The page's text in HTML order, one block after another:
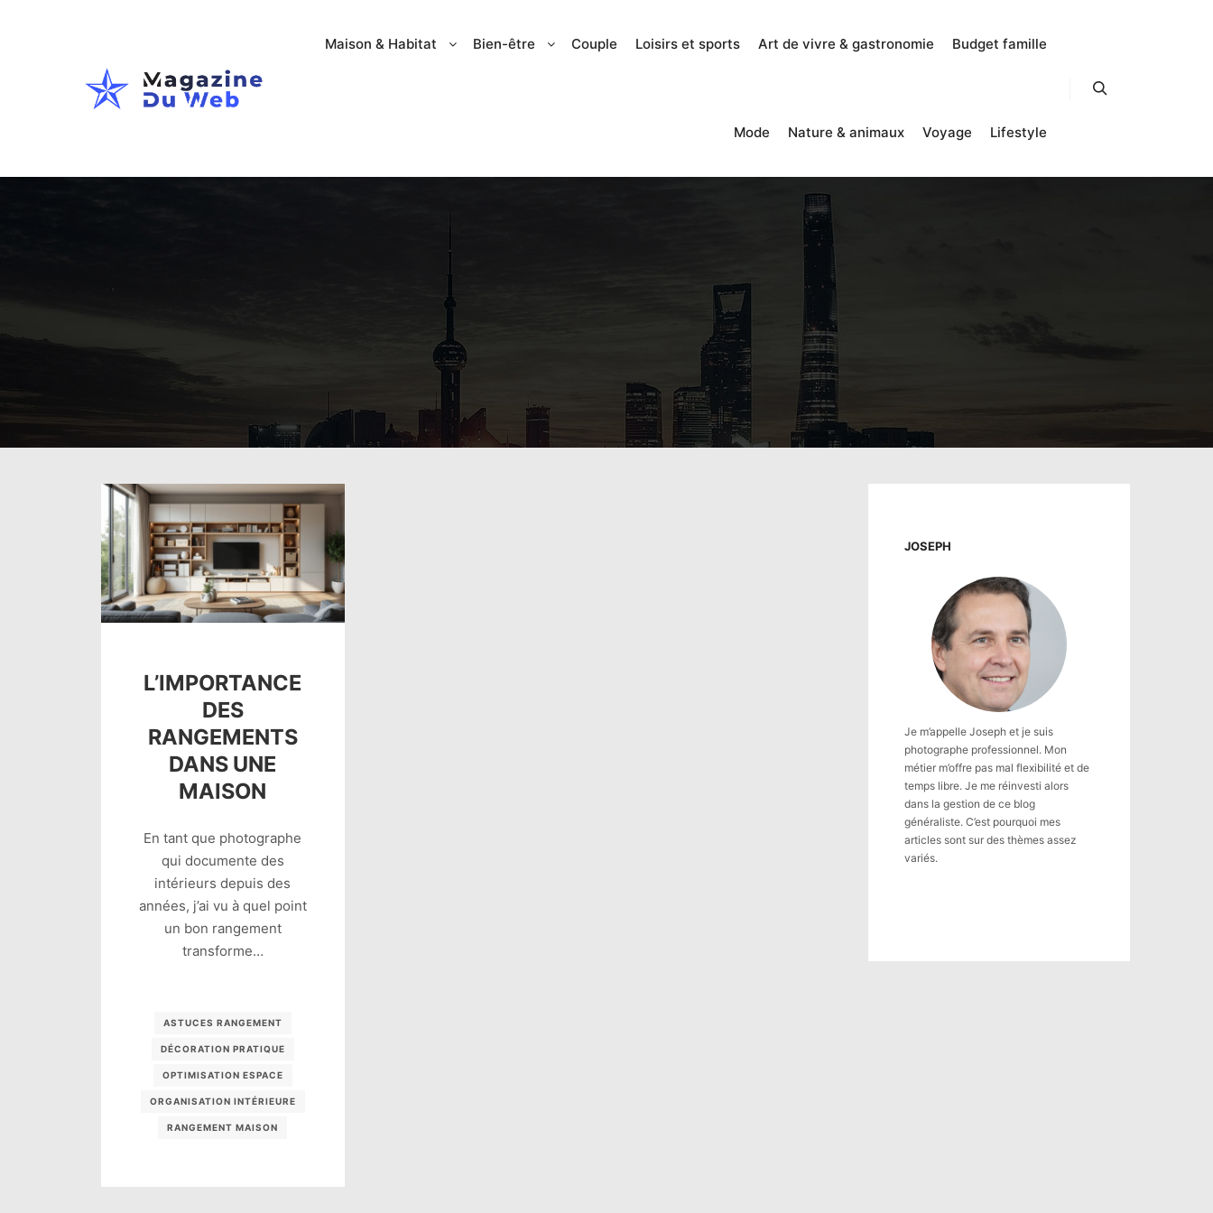
Maison & Habitat Bien-être Couple Loisirs et sports Art de vivre & gastronomie Budget famille
Mode Nature & animaux Voyage Lifestyle
L’IMPORTANCE
DES
RANGEMENTS
DANS UNE
MAISON
En tant que photographe
qui documente des
intérieurs depuis des
années, j’ai vu à quel point
un bon rangement
transforme…
ASTUCES RANGEMENT
DÉCORATION PRATIQUE
OPTIMISATION ESPACE
ORGANISATION INTÉRIEURE
RANGEMENT MAISON
JOSEPH
Je m’appelle Joseph et je suis
photographe professionnel. Mon
métier m’offre pas mal flexibilité et de
temps libre. Je me réinvesti alors
dans la gestion de ce blog
généraliste. C’est pourquoi mes
articles sont sur des thèmes assez
variés.